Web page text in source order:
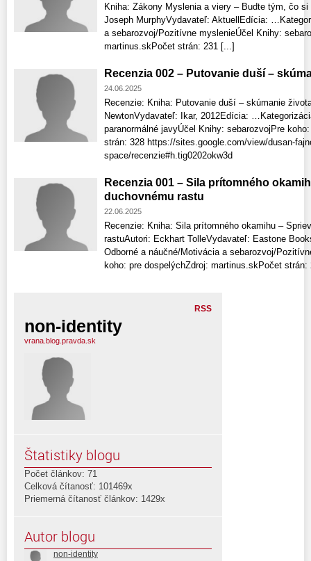
Kniha: Zákony Myslenia a viery – Budte tým, čo
Joseph MurphyVydavateľ: AktuellEdícia:
a sebarozvoj/Pozitívne myslenieÚčel Knihy:
martinus.skPočet strán: 231 [...]
Recenzia 002 – Putovanie duší –
24.06.2025
Recenzie: Kniha: Putovanie duší – skúmanie
NewtonVydavateľ: Ikar, 2012Edícia:
paranormálné javyÚčel Knihy: sebarozvojPre
strán: 328 https://sites.google.com/view/dusan-
space/recenzie#h.tig0202okw3d
Recenzia 001 – Sila prítomného
duchovnému rastu
22.06.2025
Recenzie: Kniha: Sila prítomného okamihu –
rastuAutori: Eckhart TolleVydavateľ: Eastone
Odborné a náučné/Motivácia a sebarozvoj/
koho: pre dospelýchZdroj: martinus.skPočet strán:
RSS
non-identity
vrana.blog.pravda.sk
Štatistiky blogu
Počet článkov: 71
Celková čítanosť: 101469x
Priemerná čítanosť článkov: 1429x
Autor blogu
non-identity